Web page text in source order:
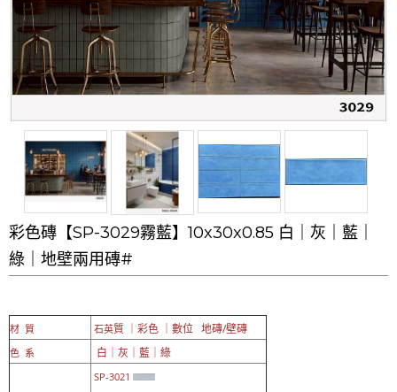
彩色磚【SP-3029霧藍】10x30x0.85 白｜灰｜藍｜
綠｜地壁兩用磚#
材 質 石英質 ｜彩色 ｜數位 地磚/壁磚
色 系 白｜灰｜藍｜綠
SP-3021